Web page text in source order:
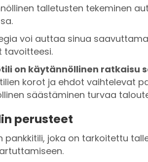
talletusten tekeminen
voi auttaa sinua
tavoitteesi.
on käytännöllinen ratkaisu
korot ja ehdot vaihtelevat
säästäminen turvaa
perusteet
pankkitili, joka on tarkoitettu